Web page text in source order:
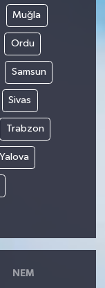
Muğla
Ordu
Samsun
Sivas
Trabzon
Yalova
NEM